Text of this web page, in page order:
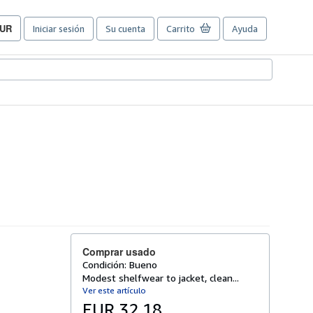
Iniciar sesión Su cuenta Carrito Ayuda
Comprar usado
Condición: Bueno
Modest shelfwear to jacket, clean...
Ver este artículo